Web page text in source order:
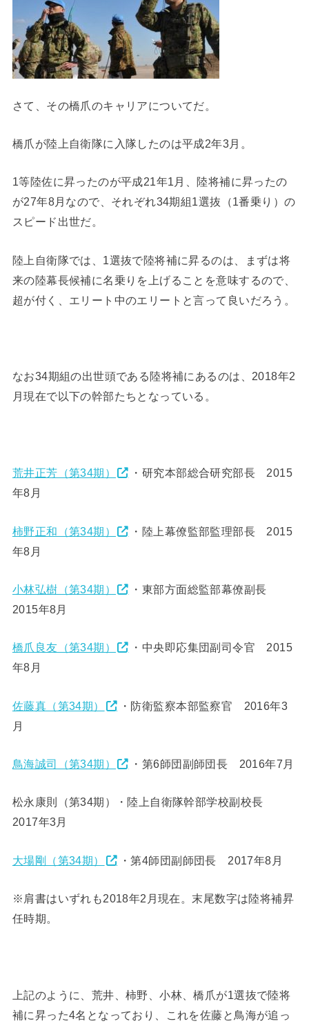
さて、その橋爪のキャリアについてだ。
橋爪が陸上自衛隊に入隊したのは平成2年3月。
1等陸佐に昇ったのが平成21年1月、陸将補に昇ったの
が27年8月なので、それぞれ34期組1選抜（1番乗り）の
スピード出世だ。
陸上自衛隊では、1選抜で陸将補に昇るのは、まずは将
来の陸幕長候補に名乗りを上げることを意味するので、
超が付く、エリート中のエリートと言って良いだろう。
なお34期組の出世頭である陸将補にあるのは、2018年2
月現在で以下の幹部たちとなっている。
荒井正芳（第34期）
・研究本部総合研究部長 2015
年8月
柿野正和（第34期）
・陸上幕僚監部監理部長 2015
年8月
小林弘樹（第34期）
・東部方面総監部幕僚副長
2015年8月
橋爪良友（第34期）
・中央即応集団副司令官 2015
年8月
佐藤真（第34期）
・防衛監察本部監察官 2016年3
月
鳥海誠司（第34期） ・第6師団副師団長 2016年7月
松永康則（第34期）・陸上自衛隊幹部学校副校長
2017年3月
大場剛（第34期） ・第4師団副師団長 2017年8月
※肩書はいずれも2018年2月現在。末尾数字は陸将補昇
任時期。
上記のように、荒井、柿野、小林、橋爪が1選抜で陸将
補に昇った4名となっており、これを佐藤と鳥海が追っ